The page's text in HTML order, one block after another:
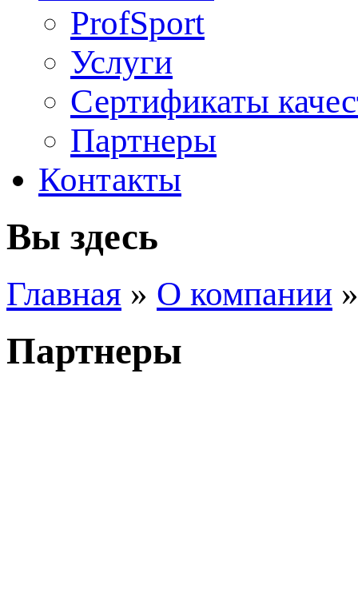
ProfSport
Услуги
Сертификаты
Партнеры
Контакты
Вы здесь
Главная » О компании
Партнеры